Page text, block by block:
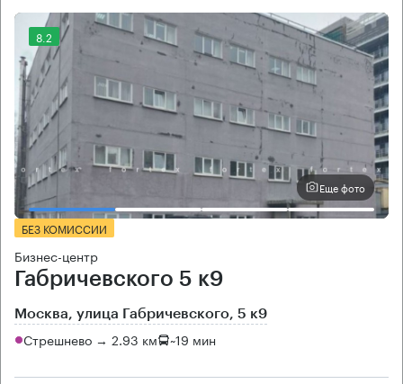
8.2
Еще фото
БЕЗ КОМИССИИ
Бизнес-центр
Габричевского 5 к9
Москва, улица Габричевского, 5 к9
Стрешнево → 2.93 км ~19 мин